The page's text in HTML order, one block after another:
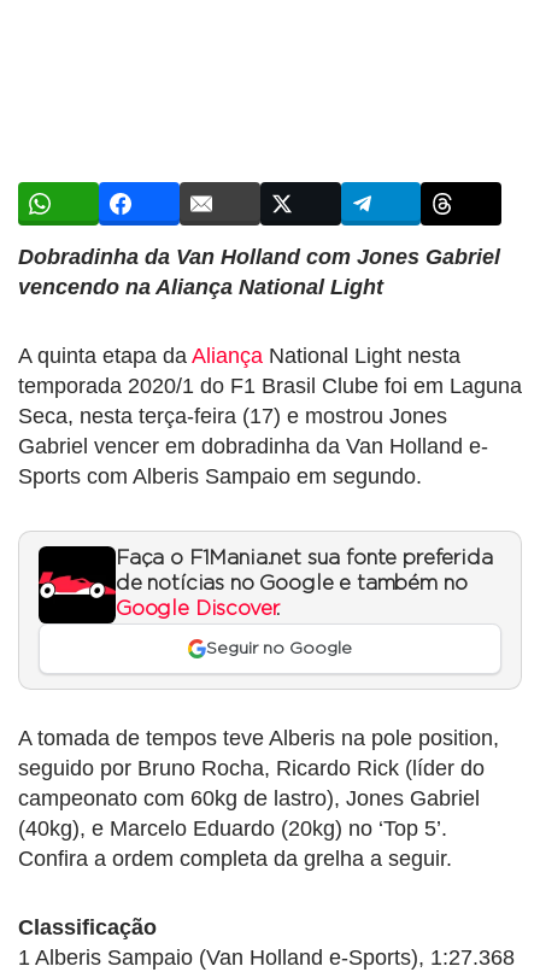
Dobradinha da Van Holland com Jones Gabriel
vencendo na Aliança National Light
A quinta etapa da Aliança National Light nesta
temporada 2020/1 do F1 Brasil Clube foi em Laguna
Seca, nesta terça-feira (17) e mostrou Jones
Gabriel vencer em dobradinha da Van Holland e-
Sports com Alberis Sampaio em segundo.
Faça o F1Mania.net sua fonte preferida
de notícias no Google e também no
Google Discover.
Seguir no Google
A tomada de tempos teve Alberis na pole position,
seguido por Bruno Rocha, Ricardo Rick (líder do
campeonato com 60kg de lastro), Jones Gabriel
(40kg), e Marcelo Eduardo (20kg) no ‘Top 5’.
Confira a ordem completa da grelha a seguir.
Classificação
1 Alberis Sampaio (Van Holland e-Sports), 1:27.368